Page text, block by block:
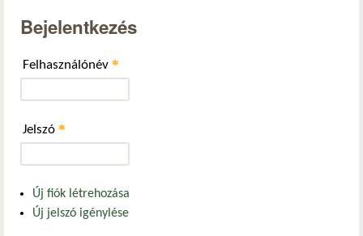
Bejelentkezés
Felhasználónév *
Jelszó *
Új fiók létrehozása
Új jelszó igénylése